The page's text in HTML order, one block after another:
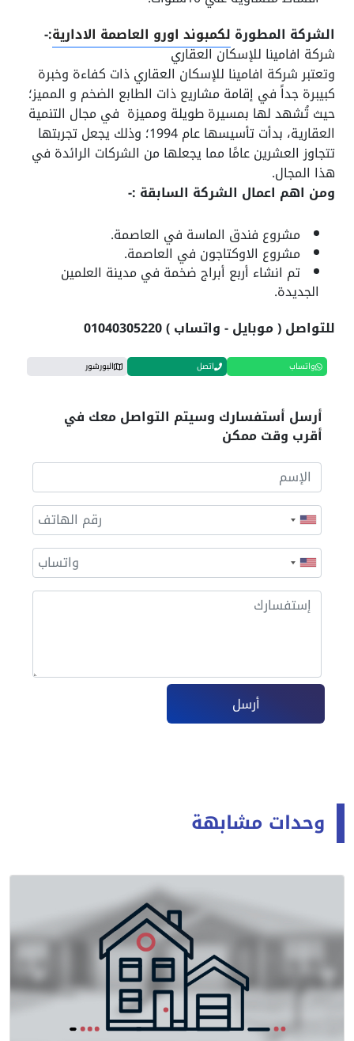
الشركة المطورة لكمبوند اورو العاصمة الادارية:-
شركة افامينا للإسكان العقاري
وتعتبر شركة افامينا للإسكان العقاري ذات كفاءة وخبرة
كبيبرة جداً في إقامة مشاريع ذات الطابع الضخم و المميز؛
حيث تُشهد لها بمسيرة طويلة ومميزة في مجال التنمية
العقارية، بدأت تأسيسها عام 1994؛ وذلك يجعل تجربتها
تتجاوز العشرين عامًا مما يجعلها من الشركات الرائدة في
هذا المجال.
ومن اهم اعمال الشركة السابقة :-
مشروع فندق الماسة في العاصمة.
مشروع الاوكتاجون في العاصمة.
تم انشاء أربع أبراج ضخمة في مدينة العلمين
الجديدة.
للتواصل ( موبايل - واتساب ) 01040305220
واتساب اتصل البورشور
أرسل أستفسارك وسيتم التواصل معك في
أقرب وقت ممكن
أرسل
وحدات مشابهة